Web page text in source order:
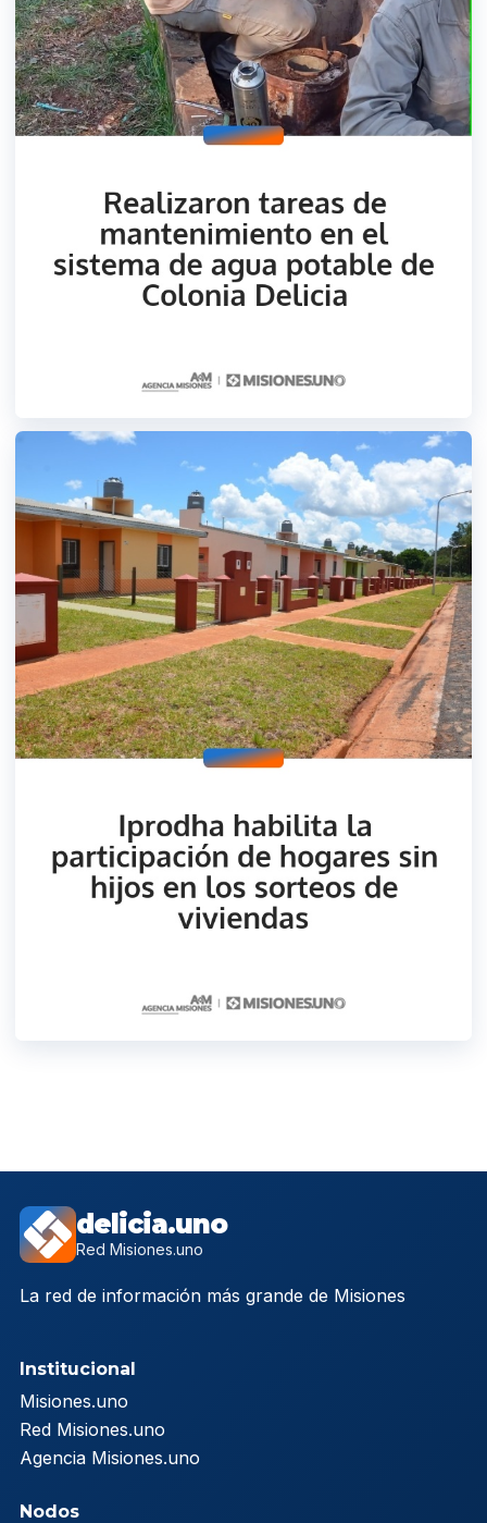
delicia.uno
Red Misiones.uno
La red de información más grande de Misiones
Institucional
Misiones.uno
Red Misiones.uno
Agencia Misiones.uno
Nodos